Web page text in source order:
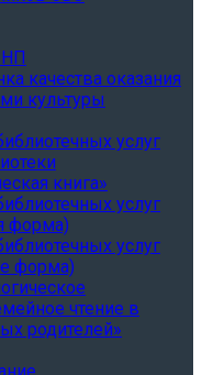
качества оказания
культуры
услуг
книга»
услуг
форма)
услуг
форма)
чтение в
родителей»